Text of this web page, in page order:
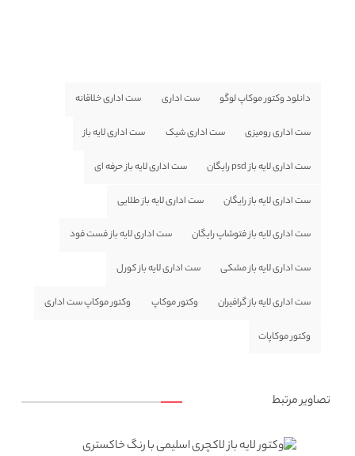
دانلود وکتور موکاپ لوگو ست اداری ست اداری خلاقانه
ست اداری رومیزی ست اداری شیک ست اداری لایه باز
ست اداری لایه باز psd رایگان ست اداری لایه باز حرفه ای
ست اداری لایه باز رایگان ست اداری لایه باز طلایی
ست اداری لایه باز فتوشاپ رایگان ست اداری لایه باز فست فود
ست اداری لایه باز مشکی ست اداری لایه باز کورل
ست اداری لایه باز گرافیران وکتور موکاپ وکتور موکاپ ست اداری
وکتور موکاپات
تصاویر مرتبط